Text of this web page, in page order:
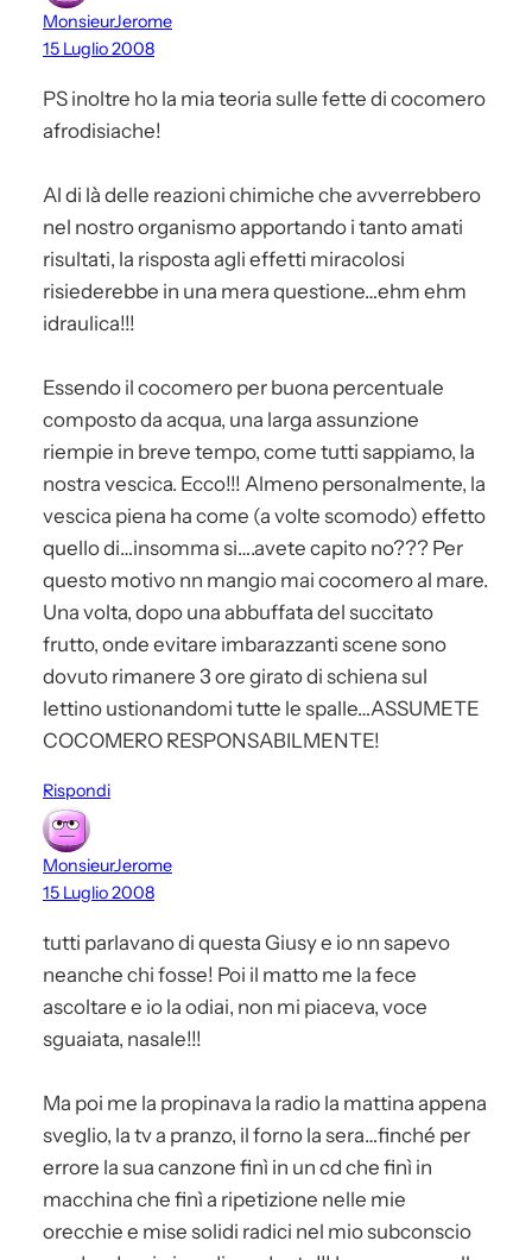
MonsieurJerome
15 Luglio 2008
PS inoltre ho la mia teoria sulle fette di cocomero
afrodisiache!
Al di là delle reazioni chimiche che avverrebbero
nel nostro organismo apportando i tanto amati
risultati, la risposta agli effetti miracolosi
risiederebbe in una mera questione…ehm ehm
idraulica!!!
Essendo il cocomero per buona percentuale
composto da acqua, una larga assunzione
riempie in breve tempo, come tutti sappiamo, la
nostra vescica. Ecco!!! Almeno personalmente, la
vescica piena ha come (a volte scomodo) effetto
quello di…insomma si….avete capito no??? Per
questo motivo nn mangio mai cocomero al mare.
Una volta, dopo una abbuffata del succitato
frutto, onde evitare imbarazzanti scene sono
dovuto rimanere 3 ore girato di schiena sul
lettino ustionandomi tutte le spalle…ASSUMETE
COCOMERO RESPONSABILMENTE!
Rispondi
MonsieurJerome
15 Luglio 2008
tutti parlavano di questa Giusy e io nn sapevo
neanche chi fosse! Poi il matto me la fece
ascoltare e io la odiai, non mi piaceva, voce
sguaiata, nasale!!!
Ma poi me la propinava la radio la mattina appena
sveglio, la tv a pranzo, il forno la sera…finché per
errore la sua canzone finì in un cd che finì in
macchina che finì a ripetizione nelle mie
orecchie e mise solidi radici nel mio subconscio